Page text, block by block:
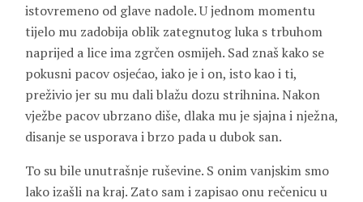
istovremeno od glave nadole. U jednom momentu
tijelo mu zadobija oblik zategnutog luka s trbuhom
naprijed a lice ima zgrčen osmijeh. Sad znaš kako se
pokusni pacov osjećao, iako je i on, isto kao i ti,
preživio jer su mu dali blažu dozu strihnina. Nakon
vježbe pacov ubrzano diše, dlaka mu je sjajna i nježna,
disanje se usporava i brzo pada u dubok san.
To su bile unutrašnje ruševine. S onim vanjskim smo
lako izašli na kraj. Zato sam i zapisao onu rečenicu u